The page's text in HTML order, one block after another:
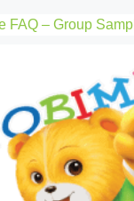
FAQ – Group